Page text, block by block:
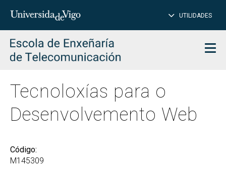
Introduce
para
buscar
UTILIDADES
Tecnoloxías para o
Desenvolvemento Web
Código:
M145309